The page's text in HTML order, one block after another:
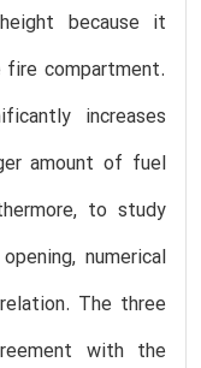
because it
fire compartment.
increases
amount of fuel
to study
numerical
The three
with the